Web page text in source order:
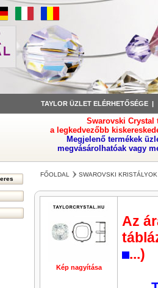
TAYLOR ÜZLET ELÉRHETŐSÉGE
Swarovski Crystal
a legkedvezőbb
Megjelenő termékek
megvásárolhatóak vagy
FŐOLDAL SWAROVSKI
Kép nagyítása
Az
...)